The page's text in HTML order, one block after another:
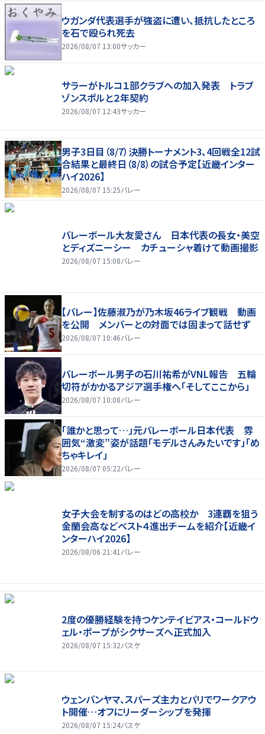
ウガンダ代表選手が強盗に遭い、抵抗したところ
を石で殴られ死去
2026/08/07 13:00サッカー
サラーがトルコ１部クラブへの加入発表 トラブ
ゾンスポルと２年契約
2026/08/07 12:43サッカー
男子3日目（8/7）決勝トーナメント3、4回戦全12試
合結果と最終日（8/8）の試合予定【近畿インター
ハイ2026】
2026/08/07 15:25バレー
バレーボール大友愛さん 日本代表の長女・美空
とディズニーシー カチューシャ着けて動画撮影
2026/08/07 15:08バレー
【バレー】佐藤淑乃が乃木坂46ライブ観戦 動画
を公開 メンバーとの対面では固まって話せず
2026/08/07 10:46バレー
バレーボール男子の石川祐希がVNL報告 五輪
切符がかかるアジア選手権へ「そしてここから」
2026/08/07 10:08バレー
「誰かと思って…」元バレーボール日本代表 雰
囲気“激変”姿が話題「モデルさんみたいです」「め
ちゃキレイ」
2026/08/07 05:22バレー
女子大会を制するのはどの高校か 3連覇を狙う
金蘭会高などベスト４進出チームを紹介【近畿イ
ンターハイ2026】
2026/08/06 21:41 バレー
2度の優勝経験を持つケンテイビアス・コールドウ
ェル・ポープがシクサーズへ正式加入
2026/08/07 15:32バスケ
ウェンバンヤマ、スパーズ主力とパリでワークアウ
ト開催…オフにリーダーシップを発揮
2026/08/07 15:24バスケ